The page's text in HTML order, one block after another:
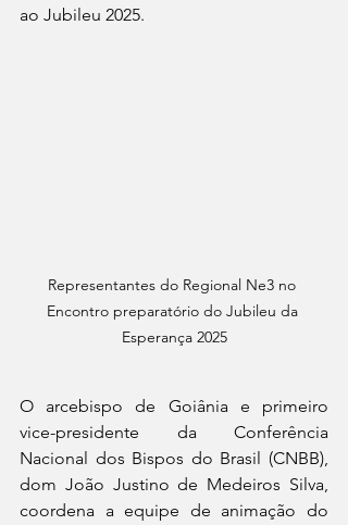
ao Jubileu 2025.
Representantes do Regional Ne3 no
Encontro preparatório do Jubileu da
Esperança 2025
O arcebispo de Goiânia e primeiro
vice-presidente da Conferência
Nacional dos Bispos do Brasil (CNBB),
dom João Justino de Medeiros Silva,
coordena a equipe de animação do